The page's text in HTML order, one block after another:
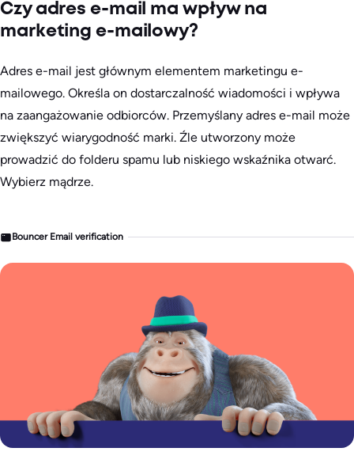
Czy adres e-mail ma wpływ na
marketing e-mailowy?
Adres e-mail jest głównym elementem marketingu e-
mailowego. Określa on dostarczalność wiadomości i wpływa
na zaangażowanie odbiorców. Przemyślany adres e-mail może
zwiększyć wiarygodność marki. Źle utworzony może
prowadzić do folderu spamu lub niskiego wskaźnika otwarć.
Wybierz mądrze.
Bouncer Email verification